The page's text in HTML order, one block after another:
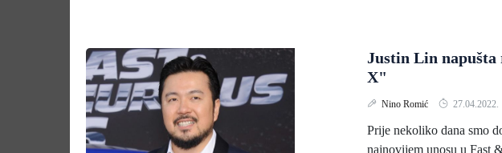
Justin Lin napušta
X"
Nino Romić 27.04.2022.
Prije nekoliko dana smo
najnovijem unosu u Fast